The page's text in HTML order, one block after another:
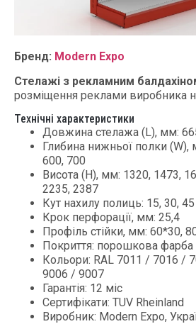
Бренд: Modern Expo
Стелажі з рекламним
розміщення реклами виробника
Технічні характеристики
Довжина стелажа (L), мм:
Глибина нижньої полки (W),
600, 700
Висота (H), мм: 1320, 1473,
2235, 2387
Кут нахилу полиць: 15, 30, 45
Крок перфорації, мм: 25,4
Профіль стійки, мм: 60*30,
Покриття: порошкова фарба
Кольори: RAL 7011 / 7016 /
9006 / 9007
Гарантія: 12 міс
Сертифікати: TUV Rheinland
Виробник: Modern Expo,